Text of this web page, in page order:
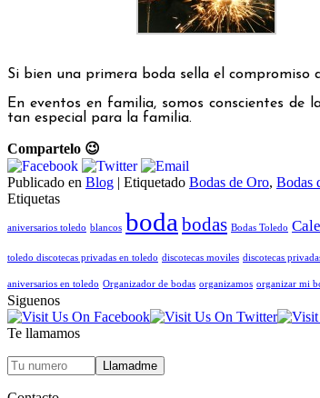
Si bien una primera boda sella el compromiso
En eventos en familia, somos conscientes de
tan especial para la familia.
Compartelo 😉
Publicado en Blog | Etiquetado Bodas de Oro, Bodas
Etiquetas
aniversarios toledo blancos boda bodas Bodas Toledo
toledo discotecas privadas en toledo discotecas moviles discotecas
aniversarios en toledo Organizador de bodas organizamos organizar mi
Siguenos
Te llamamos